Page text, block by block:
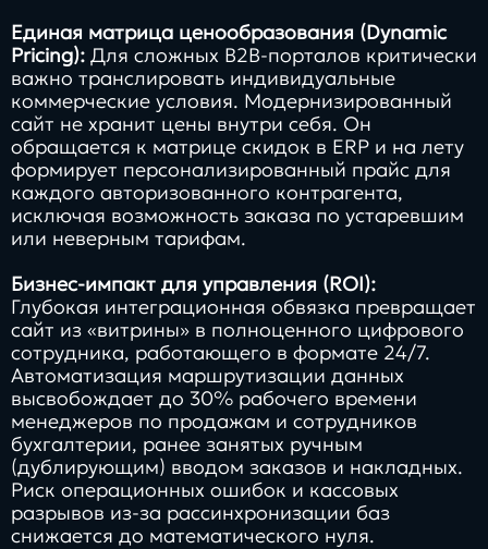
Единая матрица ценообразования (Dynamic
Pricing): Для сложных B2B-порталов критически
важно транслировать индивидуальные
коммерческие условия. Модернизированный
сайт не хранит цены внутри себя. Он
обращается к матрице скидок в ERP и на лету
формирует персонализированный прайс для
каждого авторизованного контрагента,
исключая возможность заказа по устаревшим
или неверным тарифам.
Бизнес-импакт для управления (ROI):
Глубокая интеграционная обвязка превращает
сайт из «витрины» в полноценного цифрового
сотрудника, работающего в формате 24/7.
Автоматизация маршрутизации данных
высвобождает до 30% рабочего времени
менеджеров по продажам и сотрудников
бухгалтерии, ранее занятых ручным
(дублирующим) вводом заказов и накладных.
Риск операционных ошибок и кассовых
разрывов из-за рассинхронизации баз
снижается до математического нуля.